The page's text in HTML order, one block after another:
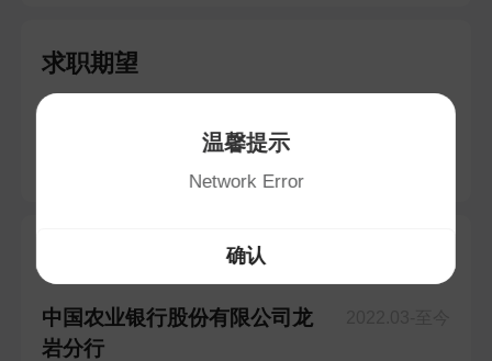
求职期望
工作5年2个月 · 1段工作经历
中国农业银行股份有限公司龙
岩分行
温馨提示
Network Error
确认